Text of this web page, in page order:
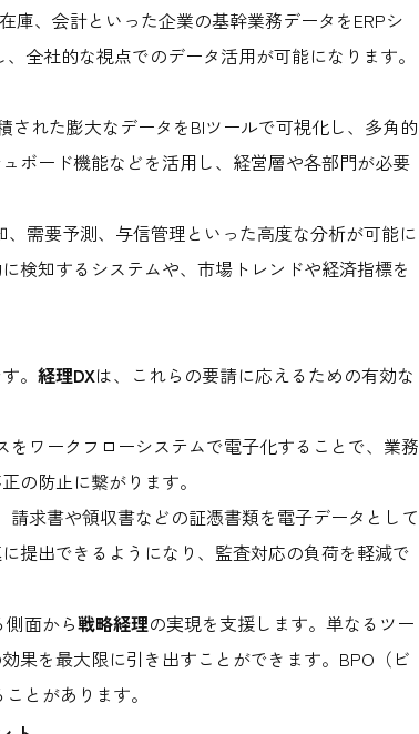
庫、会計といった企業の基幹業務データをERPシ
全社的な視点でのデータ活用が可能になります。
された膨大なデータをBIツールで可視化し、多角的
ボード機能などを活用し、経営層や各部門が必要
需要予測、与信管理といった高度な分析が可能に
検知するシステムや、市場トレンドや経済指標を
。 経理DXは、これらの要請に応えるための有効な
をワークフローシステムで電子化することで、業務
の防止に繋がります。
求書や領収書などの証憑書類を電子データとして
提出できるようになり、監査対応の負荷を軽減で
面から戦略経理の実現を支援します。単なるツー
果を最大限に引き出すことができます。BPO（ビ
とがあります。